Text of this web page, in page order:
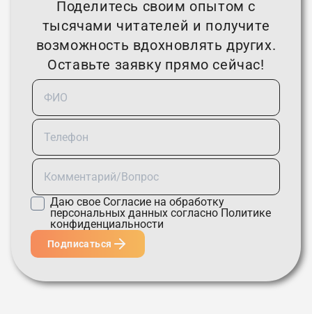
Поделитесь своим опытом с
тысячами читателей и получите
возможность вдохновлять других.
Оставьте заявку прямо сейчас!
Даю свое Согласие на обработку
персональных данных согласно Политике
конфиденциальности
Подписаться